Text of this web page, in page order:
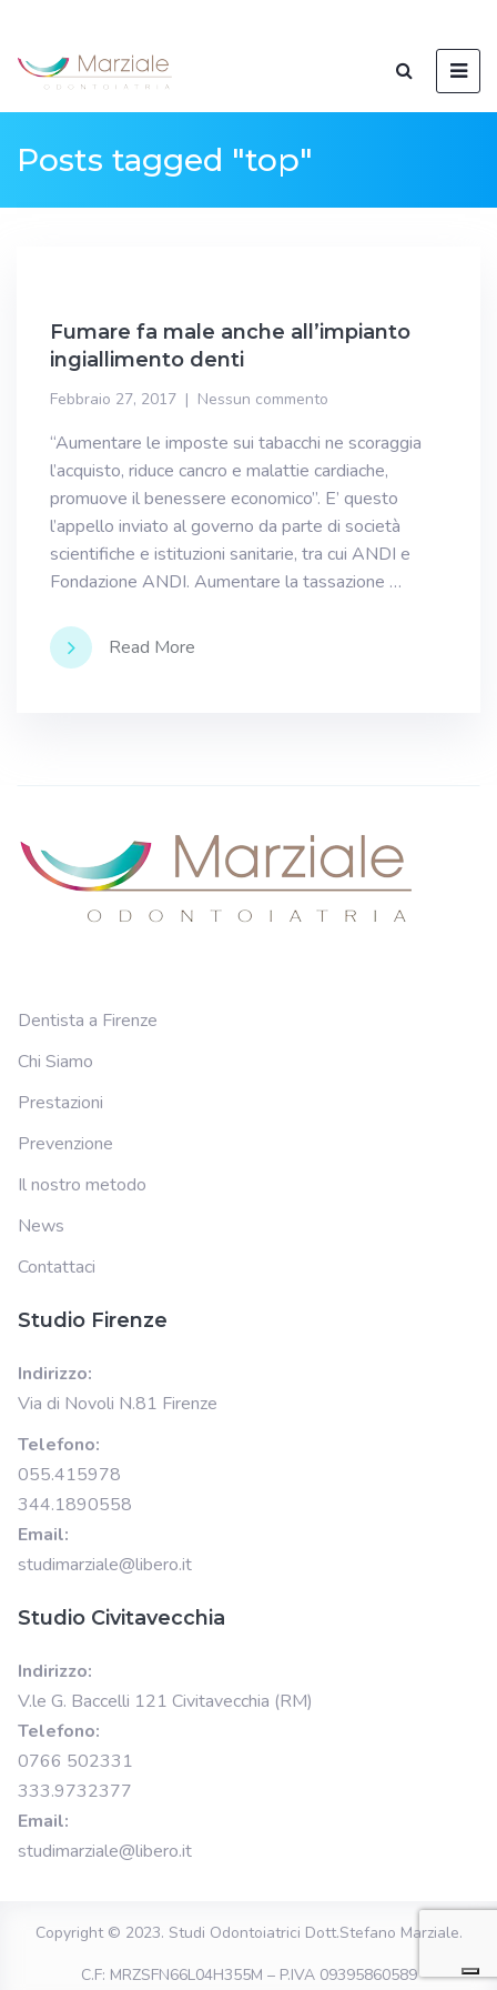
Posts tagged "top"
Fumare fa male anche all’impianto
ingiallimento denti
Febbraio 27, 2017 Nessun commento
“Aumentare le imposte sui tabacchi ne scoraggia
l’acquisto, riduce cancro e malattie cardiache,
promuove il benessere economico”. E’ questo
l’appello inviato al governo da parte di società
scientifiche e istituzioni sanitarie, tra cui ANDI e
Fondazione ANDI. Aumentare la tassazione …
Read More
Dentista a Firenze
Chi Siamo
Prestazioni
Prevenzione
Il nostro metodo
News
Contattaci
Studio Firenze
Indirizzo:
Via di Novoli N.81 Firenze
Telefono:
055.415978
344.1890558
Email:
studimarziale@libero.it
Studio Civitavecchia
Indirizzo:
V.le G. Baccelli 121 Civitavecchia (RM)
Telefono:
0766 502331
333.9732377
Email:
studimarziale@libero.it
Copyright © 2023. Studi Odontoiatrici Dott.Stefano Marziale.
C.F: MRZSFN66L04H355M – P.IVA 09395860589